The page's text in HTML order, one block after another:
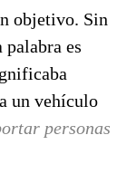
objetivo. Sin
es
un vehículo
personas